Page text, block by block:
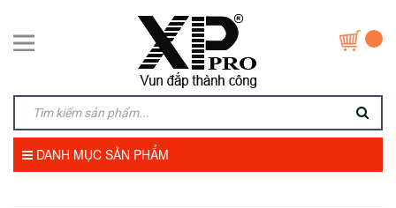
DANH MỤC SẢN PHẨM